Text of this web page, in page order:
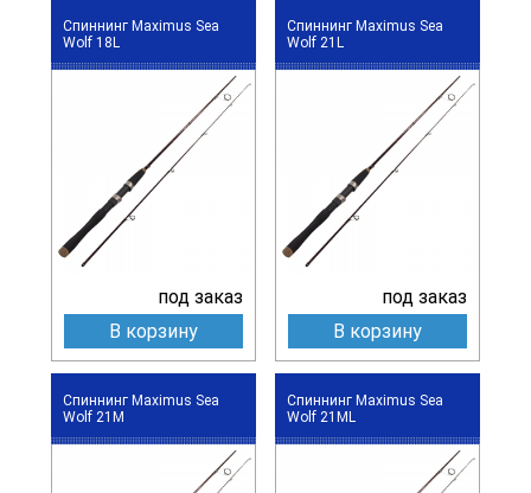
Спиннинг Maximus Sea
Wolf 18L
под заказ
В корзину
Спиннинг Maximus Sea
Wolf 21L
под заказ
В корзину
Спиннинг Maximus Sea
Wolf 21M
Спиннинг Maximus Sea
Wolf 21ML